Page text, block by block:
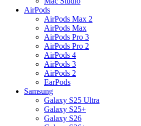
AirPods
AirPods Max 2
AirPods Max
AirPods Pro 3
AirPods Pro 2
AirPods 4
AirPods 3
AirPods 2
EarPods
Samsung
Galaxy S25 Ultra
Galaxy S25+
Galaxy S26